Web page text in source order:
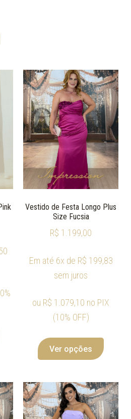
Vestido de Festa Longo Plus
Size Fucsia
R$ 1.199,00
Em até 6x de R$ 199,83
sem juros
ou R$ 1.079,10 no PIX
(10% OFF)
Ver opções